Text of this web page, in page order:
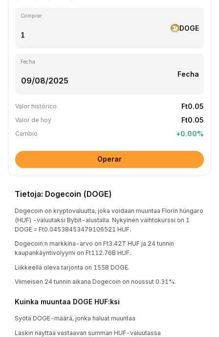
Comprar
DOGE
Fecha
Fecha
Valor histórico Ft0.05
Valor de hoy Ft0.05
Cambio +0.00%
Operar
Tietoja: Dogecoin (DOGE)
Dogecoin on kryptovaluutta, joka voidaan muuntaa Florín húngaro
(HUF) -valuutaksi Bybit-alustalla. Nykyinen vaihtokurssi on 1
DOGE = Ft0.04538453479106521 HUF.
Dogecoin:n markkina-arvo on Ft3.42T HUF ja 24 tunnin
kaupankäyntivolyymi on Ft112.76B HUF.
Liikkeellä oleva tarjonta on 155B DOGE.
Viimeisen 24 tunnin aikana Dogecoin on noussut 0.31%.
Kuinka muuntaa DOGE HUF:ksi
Syötä DOGE-määrä, jonka haluat muuntaa
Laskin näyttää vastaavan summan HUF-valuutassa